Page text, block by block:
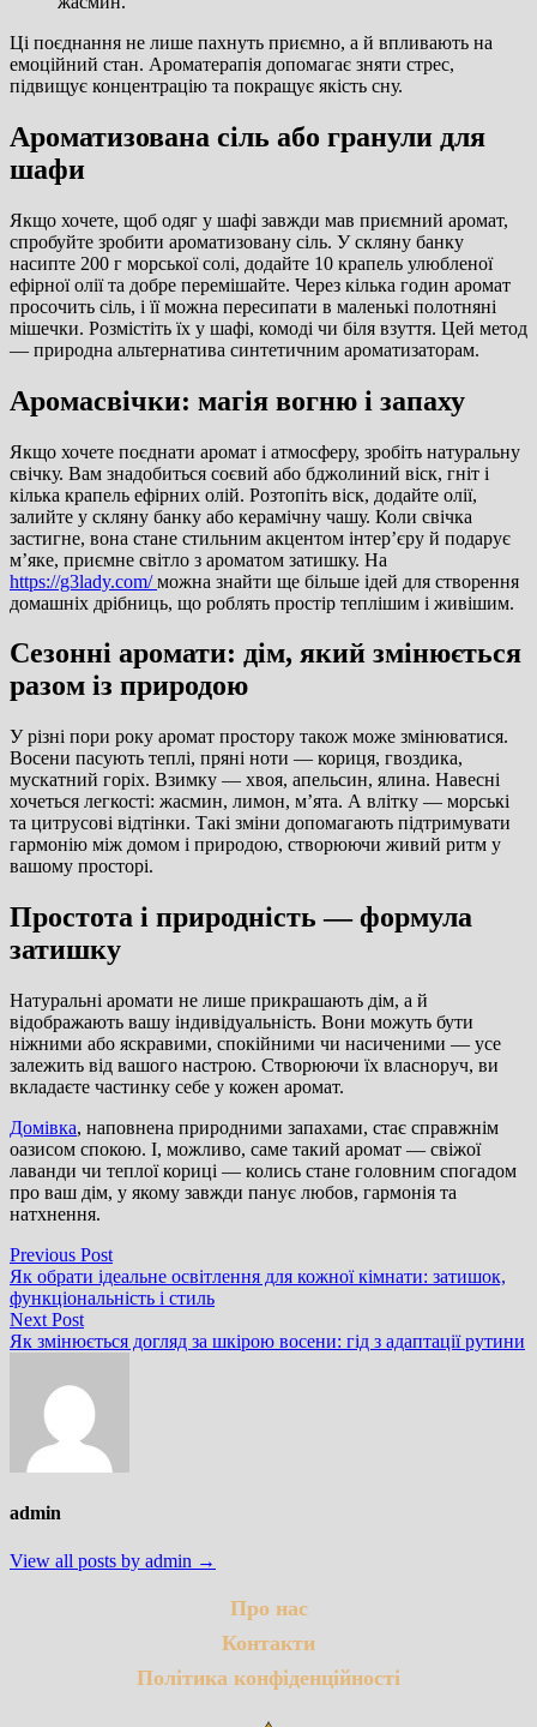
Ці поєднання не лише пахнуть приємно, а й впливають на
емоційний стан. Ароматерапія допомагає зняти стрес,
підвищує концентрацію та покращує якість сну.
Ароматизована сіль або гранули для
шафи
Якщо хочете, щоб одяг у шафі завжди мав приємний аромат,
спробуйте зробити ароматизовану сіль. У скляну банку
насипте 200 г морської солі, додайте 10 крапель улюбленої
ефірної олії та добре перемішайте. Через кілька годин аромат
просочить сіль, і її можна пересипати в маленькі полотняні
мішечки. Розмістіть їх у шафі, комоді чи біля взуття. Цей метод
— природна альтернатива синтетичним ароматизаторам.
Аромасвічки: магія вогню і запаху
Якщо хочете поєднати аромат і атмосферу, зробіть натуральну
свічку. Вам знадобиться соєвий або бджолиний віск, гніт і
кілька крапель ефірних олій. Розтопіть віск, додайте олії,
залийте у скляну банку або керамічну чашу. Коли свічка
застигне, вона стане стильним акцентом інтер’єру й подарує
м’яке, приємне світло з ароматом затишку. На
https://g3lady.com/можна знайти ще більше ідей для створення
домашніх дрібниць, що роблять простір теплішим і живішим.
Сезонні аромати: дім, який змінюється
разом із природою
У різні пори року аромат простору також може змінюватися.
Восени пасують теплі, пряні ноти — кориця, гвоздика,
мускатний горіх. Взимку — хвоя, апельсин, ялина. Навесні
хочеться легкості: жасмин, лимон, м’ята. А влітку — морські
та цитрусові відтінки. Такі зміни допомагають підтримувати
гармонію між домом і природою, створюючи живий ритм у
вашому просторі.
Простота і природність — формула
затишку
Натуральні аромати не лише прикрашають дім, а й
відображають вашу індивідуальність. Вони можуть бути
ніжними або яскравими, спокійними чи насиченими — усе
залежить від вашого настрою. Створюючи їх власноруч, ви
вкладаєте частинку себе у кожен аромат.
Домівка, наповнена природними запахами, стає справжнім
оазисом спокою. І, можливо, саме такий аромат — свіжої
лаванди чи теплої кориці — колись стане головним спогадом
про ваш дім, у якому завжди панує любов, гармонія та
натхнення.
Навігація
записів
Previous PostPrevious
post:
Як обрати ідеальне освітлення для кожної кімнати: затишок,
функціональність і стиль
Next PostNext
post:
Як змінюється догляд за шкірою восени: гід з адаптації рутини
admin
View all posts by admin →
Про нас
Контакти
Політика конфіденційності